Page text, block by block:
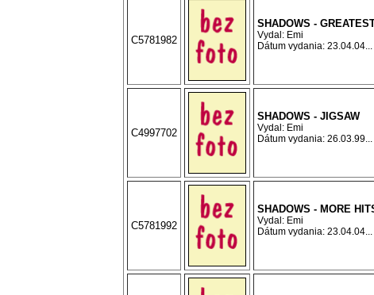
C5781982
SHADOWS -
Vydal: Emi
Dátum vydania: 23.04.04...
C4997702
SHADOWS - JIGSAW
Vydal: Emi
Dátum vydania: 26.03.99...
C5781992
SHADOWS - MORE
Vydal: Emi
Dátum vydania: 23.04.04...